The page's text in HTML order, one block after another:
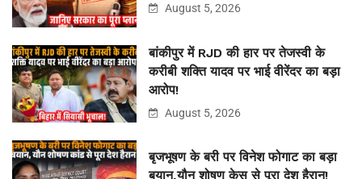
August 5, 2026
बांकीपुर में RJD की हार पर तेजस्वी के
करीबी शक्ति यादव पर भाई वीरेंदर का बड़ा
आरोप!
August 5, 2026
बृजभूषण के बरी पर विनेश फोगाट का बड़ा
बयान,यौन शोषण केस से पूरा देश हैरान!